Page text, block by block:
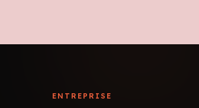
ENTREPRISE